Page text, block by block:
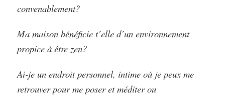
convenablement?
Ma maison bénéficie t’elle d’un environnement
propice à être zen?
Ai-je un endroit personnel, intime où je peux me
retrouver pour me poser et méditer ou